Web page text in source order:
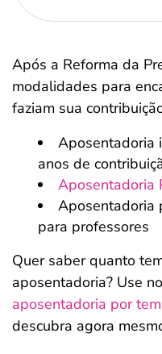
Após a Reforma da
modalidades para
faziam sua
Aposentadoria
anos de
Aposentadoria
Aposentadoria
para professores
Quer saber quanto
aposentadoria? Use
aposentadoria por
descubra agora